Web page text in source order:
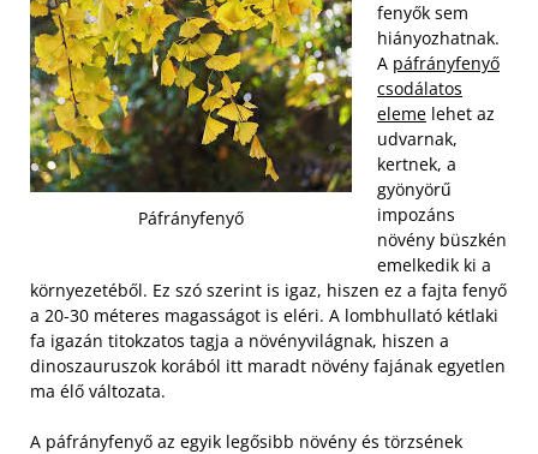
Páfrányfenyő
fenyők sem
hiányozhatnak.
A páfrányfenyő
csodálatos
eleme lehet az
udvarnak,
kertnek, a
gyönyörű
impozáns
növény büszkén
emelkedik ki a
környezetéből. Ez szó szerint is igaz, hiszen ez a fajta fenyő
a 20-30 méteres magasságot is eléri. A lombhullató kétlaki
fa igazán titokzatos tagja a növényvilágnak, hiszen a
dinoszauruszok korából itt maradt növény fajának egyetlen
ma élő változata.
A páfrányfenyő az egyik legősibb növény és törzsének